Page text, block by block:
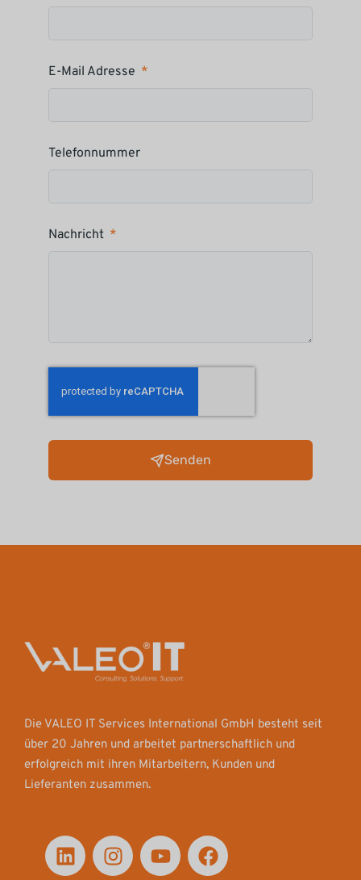
E-Mail Adresse
Telefonnummer
Nachricht
Senden
Die VALEO IT Services International GmbH besteht seit
über 20 Jahren und arbeitet partnerschaftlich und
erfolgreich mit ihren Mitarbeitern, Kunden und
Lieferanten zusammen.